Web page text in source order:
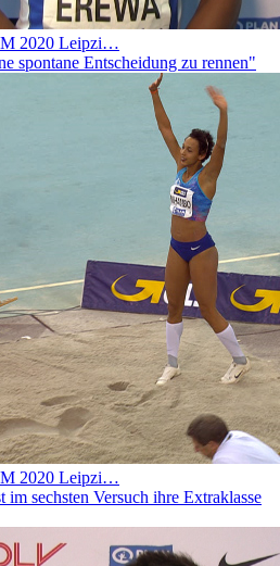
2020 Leipzi…
spontane Entscheidung zu rennen"
2020 Leipzi…
sechsten Versuch ihre Extraklasse